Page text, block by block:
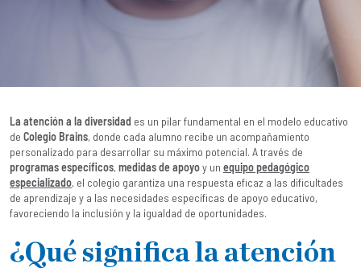
La atención a la diversidad es un pilar fundamental en el modelo educativo
de Colegio Brains, donde cada alumno recibe un acompañamiento
personalizado para desarrollar su máximo potencial. A través de
programas específicos, medidas de apoyoy un equipo pedagógico
especializado, el colegio garantiza una respuesta eficaz a las dificultades
de aprendizaje y a las necesidades específicas de apoyo educativo,
favoreciendo la inclusión y la igualdad de oportunidades.
¿Qué significa la atención